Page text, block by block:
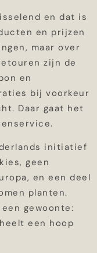
en dat is
en prijzen
maar over
zijn de
en
bij voorkeur
Daar gaat het
initiatief
geen
en een deel
planten.
gewoonte:
een hoop